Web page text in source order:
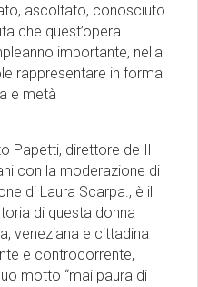
ascoltato, conosciuto
che quest’opera
importante, nella
rappresentare in forma
e metà
Papetti, direttore de Il
con la moderazione di
di Laura Scarpa., è il
di questa donna
veneziana e cittadina
e controcorrente,
motto “mai paura di